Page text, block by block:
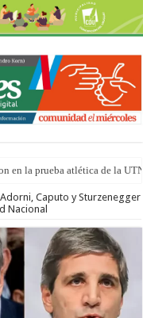
en la prueba atlética de la
Caputo y Sturzenegger
Nacional